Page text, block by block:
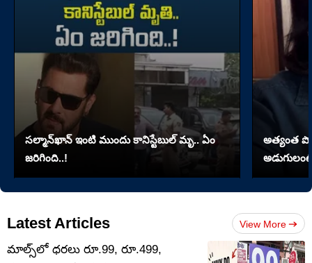
సల్మాన్‌ఖాన్‌ ఇంటి ముందు కానిస్టేబుల్‌ మృ.. ఏం
జరిగింది..!
అత్యంత
Latest Articles View More
మాల్స్‌లో ధరలు రూ.99, రూ.499,